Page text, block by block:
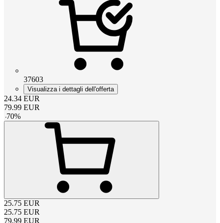
37603
Visualizza i dettagli dell'offerta
24.34 EUR
79.99 EUR
-70%
25.75 EUR
25.75 EUR
79.99 EUR